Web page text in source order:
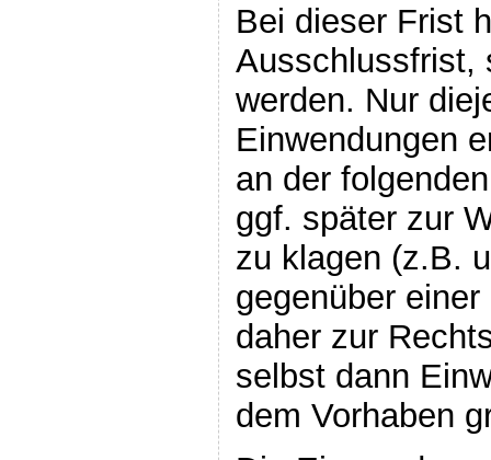
Bei dieser Frist
Ausschlussfrist,
werden. Nur
Einwendungen
an der
ggf. später zur
zu klagen (z.B.
gegenüber
daher zur
selbst dann
dem Vorhaben